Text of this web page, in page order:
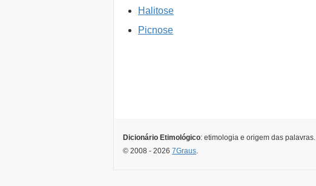
Halitose
Picnose
Dicionário Etimológico: etimologia e origem das palavras.
© 2008 - 2026 7Graus.